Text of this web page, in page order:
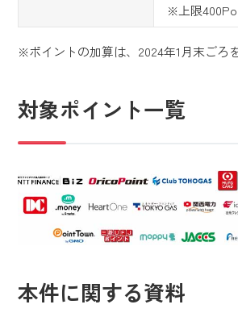
※上限
※ポイントの加算は、2024年1月末ごろ
対象ポイント一覧
本件に関する資料